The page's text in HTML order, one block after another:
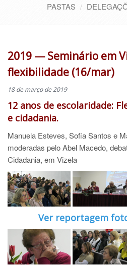
PASTAS
2019 — Seminário em
flexibilidade (16/mar)
18 de março de 2019
12 anos de escolaridade:
e cidadania.
Manuela Esteves, Sofia Santos e
moderadas pelo Abel Macedo,
Cidadania, em Vizela
Ver reportagem